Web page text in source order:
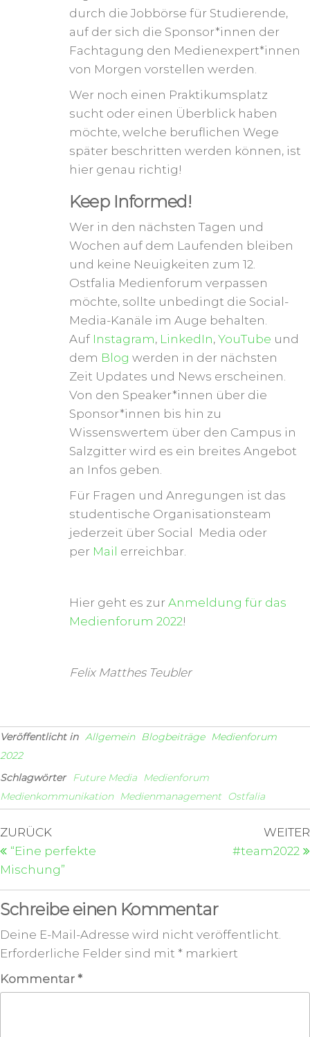
durch die Jobbörse für Studierende,
auf der sich die Sponsor*innen der
Fachtagung den Medienexpert*innen
von Morgen vorstellen werden.
Wer noch einen Praktikumsplatz
sucht oder einen Überblick haben
möchte, welche beruflichen Wege
später beschritten werden können, ist
hier genau richtig!
Keep Informed!
Wer in den nächsten Tagen und
Wochen auf dem Laufenden bleiben
und keine Neuigkeiten zum 12.
Ostfalia Medienforum verpassen
möchte, sollte unbedingt die Social-
Media-Kanäle im Auge behalten.
Auf Instagram, LinkedIn, YouTube und
dem Blog werden in der nächsten
Zeit Updates und News erscheinen.
Von den Speaker*innen über die
Sponsor*innen bis hin zu
Wissenswertem über den Campus in
Salzgitter wird es ein breites Angebot
an Infos geben.
Für Fragen und Anregungen ist das
studentische Organisationsteam
jederzeit über Social Media oder
per Mail erreichbar.
Hier geht es zur Anmeldung für das
Medienforum 2022!
Felix Matthes Teubler
Veröffentlicht in Allgemein Blogbeiträge Medienforum
2022
Schlagwörter
Future Media Medienforum
Medienkommunikation Medienmanagement Ostfalia
ZURÜCK
“Eine perfekte
Mischung”
WEITER
#team2022
Schreibe einen Kommentar
Deine E-Mail-Adresse wird nicht veröffentlicht.
Erforderliche Felder sind mit * markiert
Kommentar *